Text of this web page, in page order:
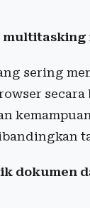
sering
secara
dokumen